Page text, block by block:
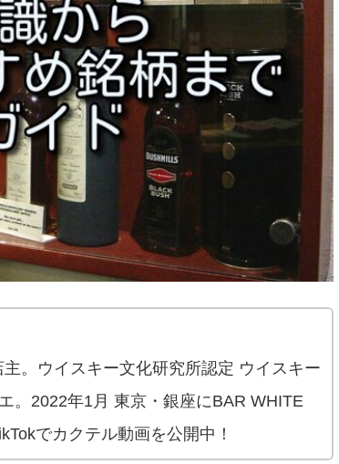
。ウイスキー文化研究所認定 ウイスキー
。2022年1月 東京・銀座にBAR WHITE
でカクテル動画を公開中！